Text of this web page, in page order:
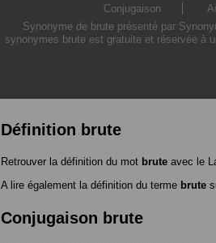
Conjugaison
Synonyme de brute présenté par
synonymes brute est gratuite et réservée à
Définition brute
Retrouver la définition du mot brute avec le
A lire également la définition du terme brute
Conjugaison brute